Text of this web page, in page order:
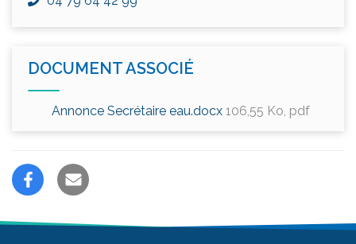
DOCUMENT ASSOCIÉ
Annonce Secrétaire eau.docx 106,55 Ko, pdf